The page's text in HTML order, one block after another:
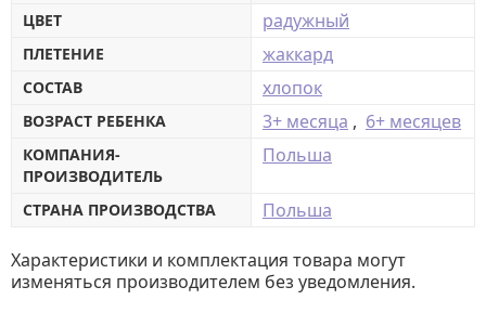
ЦВЕТ
радужный
ПЛЕТЕНИЕ жаккард
СОСТАВ хлопок
ВОЗРАСТ РЕБЕНКА 3+ месяца , 6+ месяцев
КОМПАНИЯ-
ПРОИЗВОДИТЕЛЬ
Польша
СТРАНА ПРОИЗВОДСТВА Польша
Характеристики и комплектация товара могут
изменяться производителем без уведомления.